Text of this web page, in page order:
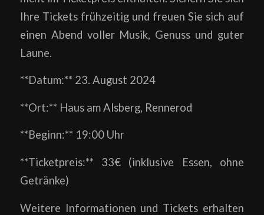
Ihre Tickets frühzeitig und freuen Sie sich auf
einen Abend voller Musik, Genuss und guter
Laune.
**Datum:** 23. August 2024
**Ort:** Haus am Alsberg, Rennerod
**Beginn:** 19:00 Uhr
**Ticketpreis:** 33€ (inklusive Essen, ohne
Getränke)
Weitere Informationen und Tickets erhalten